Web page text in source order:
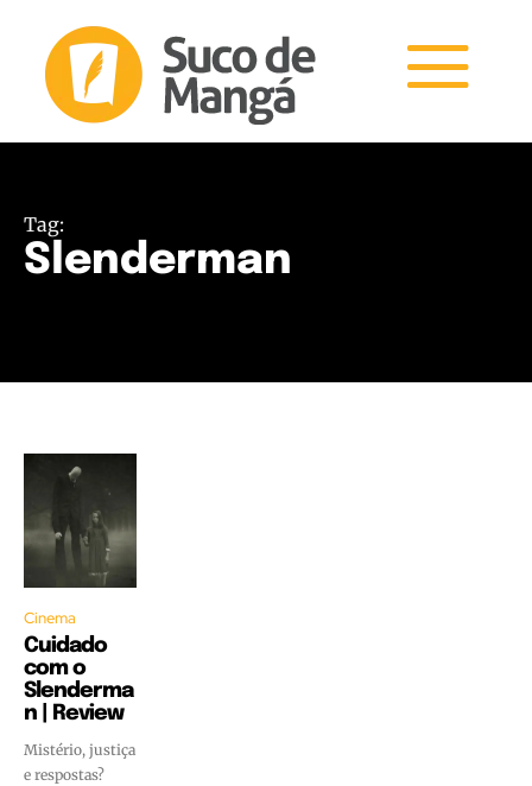
Tag:
Slenderman
Cinema
Cuidado
com o
Slenderma
n | Review
Mistério, justiça
e respostas?